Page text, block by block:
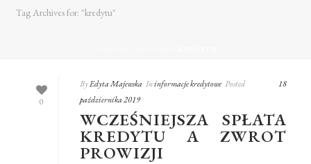
Tag Archives for: "kredytu"
0
ByEdyta Majewska Ininformacje kredytowe Posted
18
października 2019
WCZEŚNIEJSZA SPŁATA
KREDYTU A ZWROT
PROWIZJI